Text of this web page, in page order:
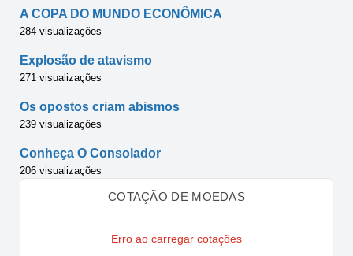
A COPA DO MUNDO ECONÔMICA
284 visualizações
Explosão de atavismo
271 visualizações
Os opostos criam abismos
239 visualizações
Conheça O Consolador
206 visualizações
COTAÇÃO DE MOEDAS
Erro ao carregar cotações